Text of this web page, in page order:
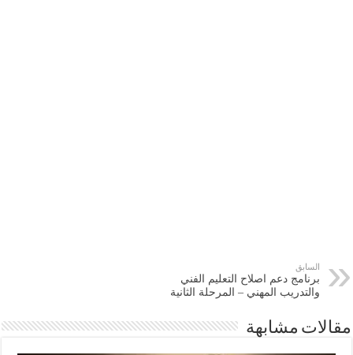
السابق
برنامج دعم اصلاح التعليم الفني
والتدريب المهني – المرحلة الثانية
مقالات مشابهة